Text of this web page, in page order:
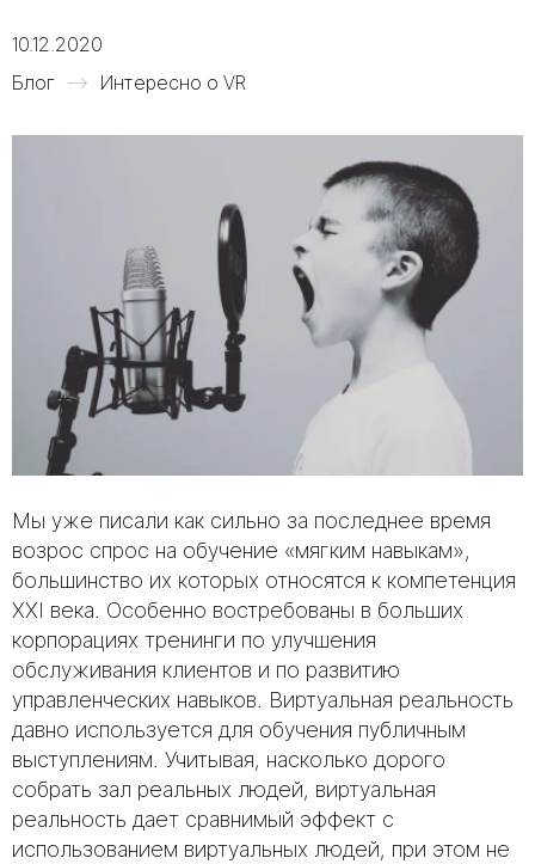
10.12.2020
Блог
Интересно о VR
Мы уже писали как сильно за последнее время
возрос спрос на обучение «мягким навыкам»,
большинство их которых относятся к компетенция
ХХI века. Особенно востребованы в больших
корпорациях тренинги по улучшения
обслуживания клиентов и по развитию
управленческих навыков. Виртуальная реальность
давно используется для обучения публичным
выступлениям. Учитывая, насколько дорого
собрать зал реальных людей, виртуальная
реальность дает сравнимый эффект с
использованием виртуальных людей, при этом не